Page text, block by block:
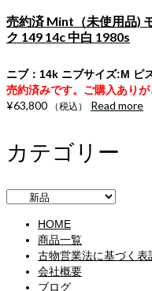
売約済 Mint（未使用品)
ク 149 14c 中白 1980s
ニブ：14k ニブサイズ:M ピ
売約済みです。ご購入あり
¥63,800 （税込） Read more
カテゴリー
HOME
商品一覧
古物営業法に基づく表
会社概要
ブログ